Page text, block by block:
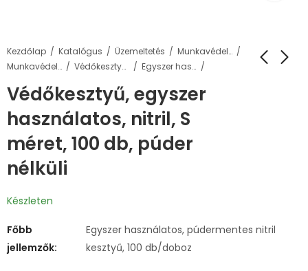
Kezdőlap Katalógus Üzemeltetés
Munkavédelem
Munkavédelmi felszerelések
Védőkesztyűk Egyszer használatos kesztyűk
Védőkesztyű, egyszer
használatos, nitril, S
méret, 100 db, púder
nélküli
Készleten
Főbb
jellemzők:
Egyszer használatos, púdermentes nitril
kesztyű, 100 db/doboz